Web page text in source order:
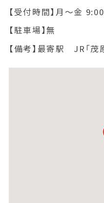
【受付時間】 月～金 9:00
【駐車場】無
【備考】 最寄駅 JR「茂